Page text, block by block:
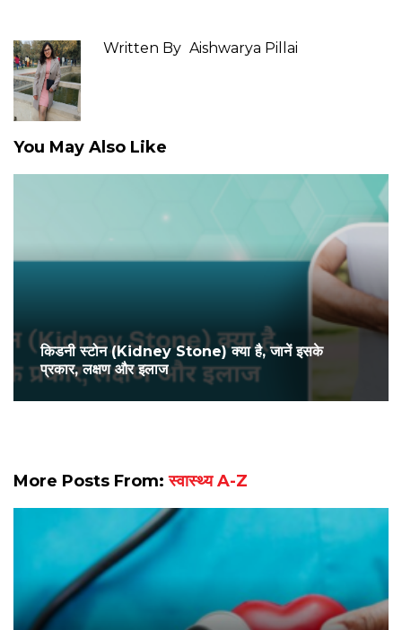
Written By Aishwarya Pillai
You May Also Like
किडनी स्टोन (Kidney Stone) क्या है, जानें इसके
प्रकार, लक्षण और इलाज
More Posts From:स्वास्थ्य A-Z